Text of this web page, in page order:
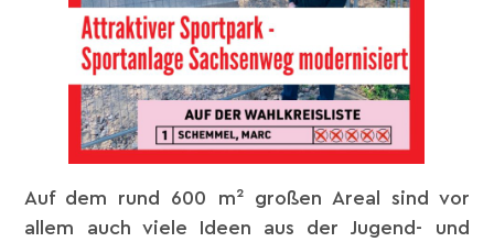
Auf dem rund 600 m² großen Areal sind vor
allem auch viele Ideen aus der Jugend- und